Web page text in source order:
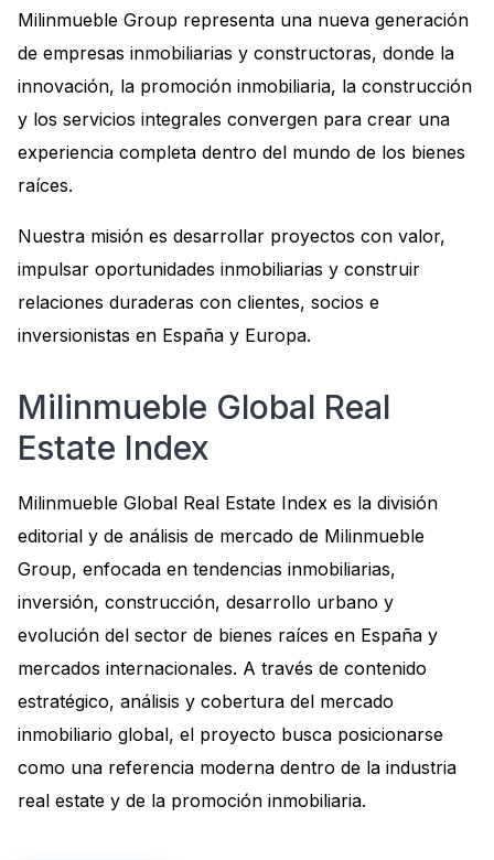
Milinmueble Group representa una nueva generación
de empresas inmobiliarias y constructoras, donde la
innovación, la promoción inmobiliaria, la construcción
y los servicios integrales convergen para crear una
experiencia completa dentro del mundo de los bienes
raíces.
Nuestra misión es desarrollar proyectos con valor,
impulsar oportunidades inmobiliarias y construir
relaciones duraderas con clientes, socios e
inversionistas en España y Europa.
Milinmueble Global Real
Estate Index
Milinmueble Global Real Estate Index es la división
editorial y de análisis de mercado de Milinmueble
Group, enfocada en tendencias inmobiliarias,
inversión, construcción, desarrollo urbano y
evolución del sector de bienes raíces en España y
mercados internacionales. A través de contenido
estratégico, análisis y cobertura del mercado
inmobiliario global, el proyecto busca posicionarse
como una referencia moderna dentro de la industria
real estate y de la promoción inmobiliaria.